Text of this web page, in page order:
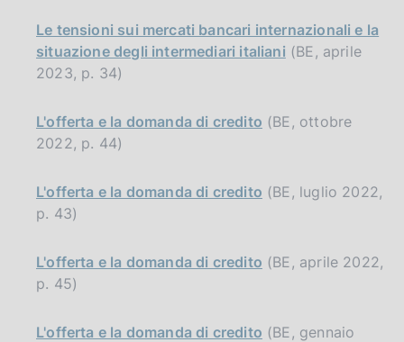
Le tensioni sui mercati bancari internazionali e la
situazione degli intermediari italiani (BE, aprile
2023, p. 34)
L'offerta e la domanda di credito (BE, ottobre
2022, p. 44)
L'offerta e la domanda di credito (BE, luglio 2022,
p. 43)
L'offerta e la domanda di credito (BE, aprile 2022,
p. 45)
L'offerta e la domanda di credito (BE, gennaio